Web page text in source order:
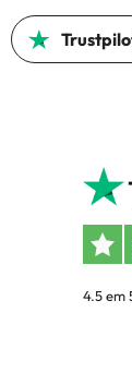
4.5 em